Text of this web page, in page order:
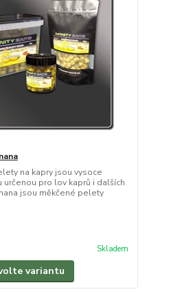
na kapry jsou vysoce
určenou pro lov kaprů i dalších
jsou měkčené pelety
Skladem
variantu